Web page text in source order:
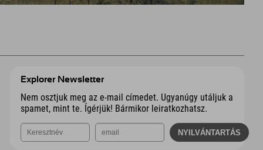
Explorer Newsletter
Nem osztjuk meg az e-mail címedet. Ugyanúgy utáljuk a
spamet, mint te. Ígérjük! Bármikor leiratkozhatsz.